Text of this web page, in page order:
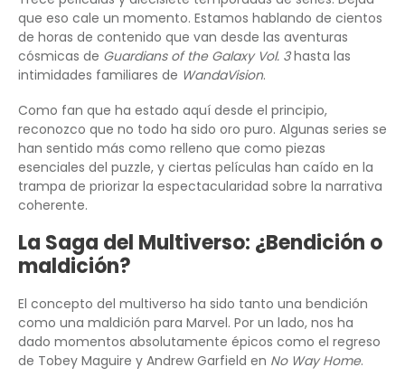
que eso cale un momento. Estamos hablando de cientos
de horas de contenido que van desde las aventuras
cósmicas de Guardians of the Galaxy Vol. 3hasta las
intimidades familiares de WandaVision.
Como fan que ha estado aquí desde el principio,
reconozco que no todo ha sido oro puro. Algunas series se
han sentido más como relleno que como piezas
esenciales del puzzle, y ciertas películas han caído en la
trampa de priorizar la espectacularidad sobre la narrativa
coherente.
La Saga del Multiverso: ¿Bendición o
maldición?
El concepto del multiverso ha sido tanto una bendición
como una maldición para Marvel. Por un lado, nos ha
dado momentos absolutamente épicos como el regreso
de Tobey Maguire y Andrew Garfield en No Way Home.